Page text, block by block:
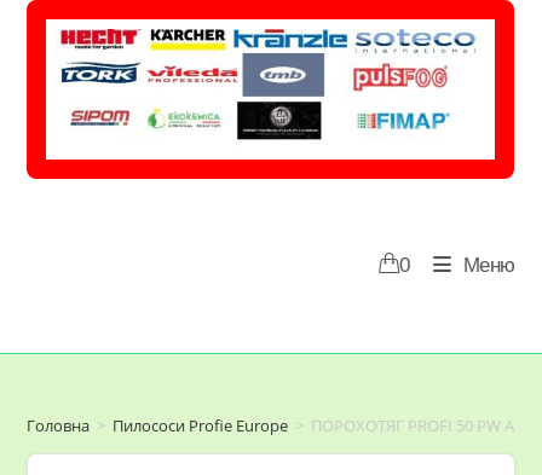
Перейти
0 Меню
Головна > Пилососи Profie Europe > ПОРОХОТЯГ PROFI 50 PW